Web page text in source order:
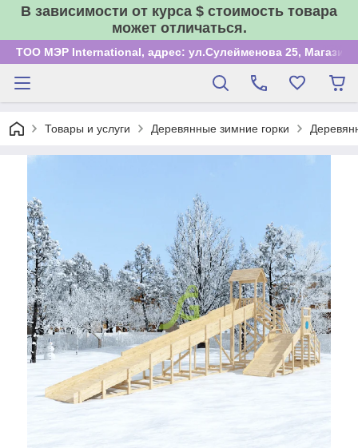
В зависимости от курса $ стоимость товара
может отличаться.
ТОО МЭР International, адрес: ул.Сулейменова 25, Магазин
Товары и услуги Деревянные зимние горки